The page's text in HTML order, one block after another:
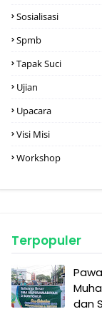
Sosialisasi
Spmb
Tapak Suci
Ujian
Upacara
Visi Misi
Workshop
Terpopuler
dan